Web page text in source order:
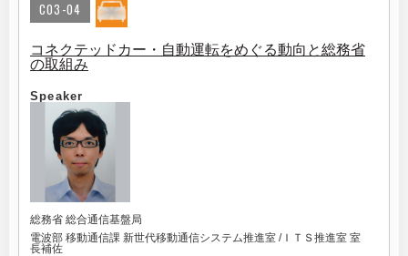
C03-04
コネクテッドカー・自動運転をめぐる動向と総務省
の取組み
Speaker
総務省 総合通信基盤局
電波部 移動通信課 新世代移動通信システム推進室 /ＩＴＳ推進室 室
長補佐